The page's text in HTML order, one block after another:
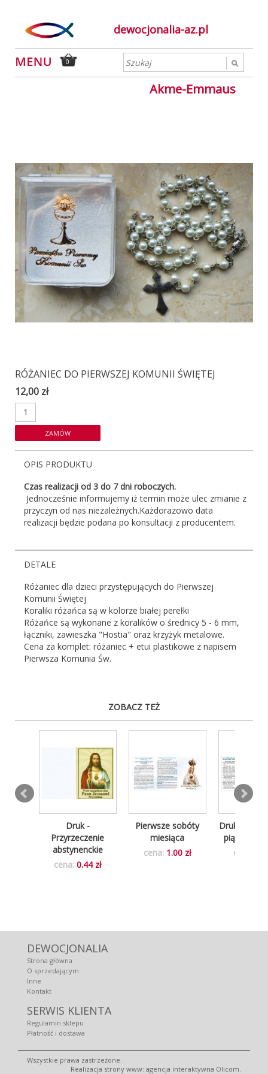
dewocjonalia-az.pl
0
Akme-Emmaus
RÓŻANIEC DO PIERWSZEJ KOMUNII ŚWIĘTEJ
12,00 zł
OPIS PRODUKTU
Czas realizacji od 3 do 7 dni roboczych.
Jednocześnie informujemy iż termin może ulec zmianie z
przyczyn od nas niezależnych.Każdorazowo data
realizacji będzie podana po konsultacji z producentem.
DETALE
Różaniec dla dzieci przystępujących do Pierwszej
Komunii Świętej
Koraliki różańca są w kolorze białej perełki
Różańce są wykonane z koralików o średnicy 5 - 6 mm,
łączniki, zawieszka "Hostia" oraz krzyżyk metalowe.
Cena za komplet: różaniec + etui plastikowe z napisem
Pierwsza Komunia Św.
ZOBACZ TEŻ
Druk -
Przyrzeczenie
abstynenckie
cena: 0.44 zł
Pierwsze sobóty
miesiąca
cena: 1.00 zł
Druk - 9
piątków
cena:
DEWOCJONALIA
Strona główna
O sprzedającym
Inne
Kontakt
SERWIS KLIENTA
Regulamin sklepu
Płatność i dostawa
Wszystkie prawa zastrzeżone.
Realizacja strony www: agencja interaktywna Olicom.